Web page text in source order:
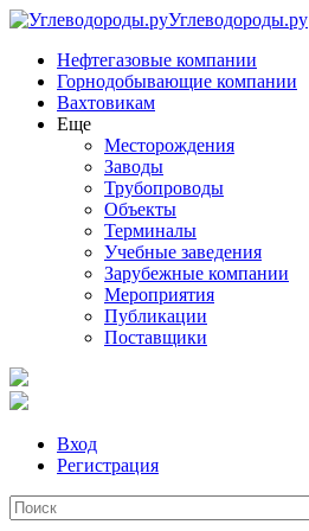
Углеводороды.ру
Нефтегазовые компании
Горнодобывающие компании
Вахтовикам
Еще
Месторождения
Заводы
Трубопроводы
Объекты
Терминалы
Учебные заведения
Зарубежные компании
Мероприятия
Публикации
Поставщики
Вход
Регистрация